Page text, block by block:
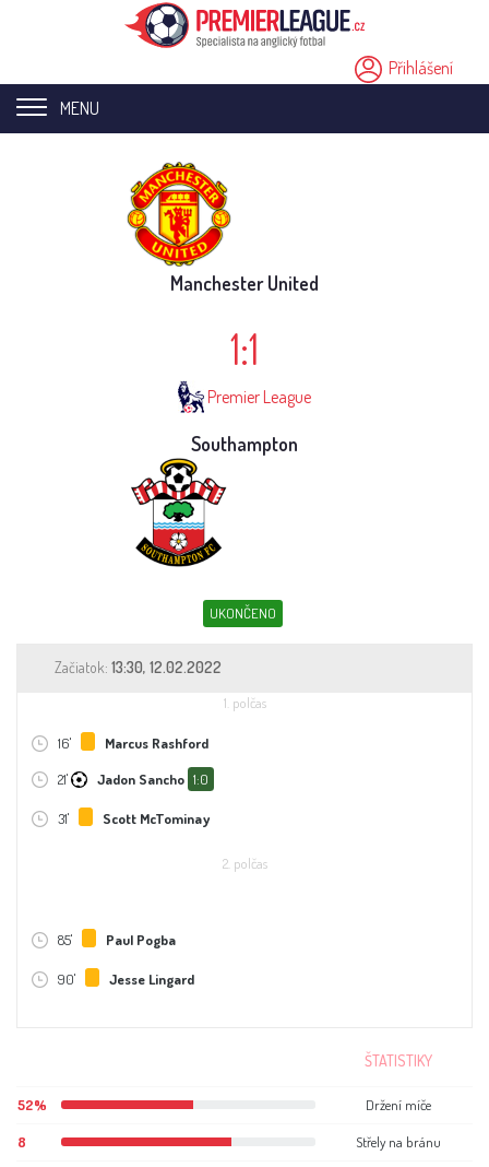
Přihlášení
MENU
Sázkové kanceláře
Manchester United
1:1
Premier League
Southampton
UKONČENO
Začiatok: 13:30, 12.02.2022
1. polčas
16' Marcus Rashford
21' Jadon Sancho 1:0
31' Scott McTominay
2. polčas
85' Paul Pogba
90' Jesse Lingard
ŠTATISTIKY
52% Držení míče
8 Střely na bránu